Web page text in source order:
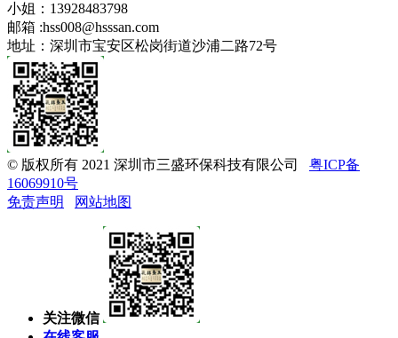
小姐：13928483798
邮箱 :hss008@hsssan.com
地址：深圳市宝安区松岗街道沙浦二路72号
© 版权所有 2021 深圳市三盛环保科技有限公司 粤ICP备
16069910号
免责声明
网站地图
关注微信